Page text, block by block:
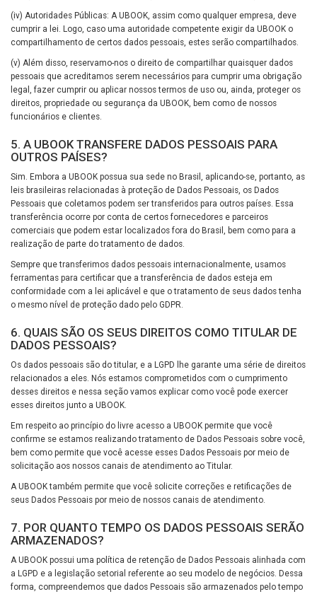
(iv) Autoridades Públicas: A UBOOK, assim como qualquer empresa, deve
cumprir a lei. Logo, caso uma autoridade competente exigir da UBOOK o
compartilhamento de certos dados pessoais, estes serão compartilhados.
(v) Além disso, reservamo-nos o direito de compartilhar quaisquer dados
pessoais que acreditamos serem necessários para cumprir uma obrigação
legal, fazer cumprir ou aplicar nossos termos de uso ou, ainda, proteger os
direitos, propriedade ou segurança da UBOOK, bem como de nossos
funcionários e clientes.
5. A UBOOK TRANSFERE DADOS PESSOAIS PARA
OUTROS PAÍSES?
Sim. Embora a UBOOK possua sua sede no Brasil, aplicando-se, portanto, as
leis brasileiras relacionadas à proteção de Dados Pessoais, os Dados
Pessoais que coletamos podem ser transferidos para outros países. Essa
transferência ocorre por conta de certos fornecedores e parceiros
comerciais que podem estar localizados fora do Brasil, bem como para a
realização de parte do tratamento de dados.
Sempre que transferimos dados pessoais internacionalmente, usamos
ferramentas para certificar que a transferência de dados esteja em
conformidade com a lei aplicável e que o tratamento de seus dados tenha
o mesmo nível de proteção dado pelo GDPR.
6. QUAIS SÃO OS SEUS DIREITOS COMO TITULAR DE
DADOS PESSOAIS?
Os dados pessoais são do titular, e a LGPD lhe garante uma série de direitos
relacionados a eles. Nós estamos comprometidos com o cumprimento
desses direitos e nessa seção vamos explicar como você pode exercer
esses direitos junto a UBOOK.
Em respeito ao princípio do livre acesso a UBOOK permite que você
confirme se estamos realizando tratamento de Dados Pessoais sobre você,
bem como permite que você acesse esses Dados Pessoais por meio de
solicitação aos nossos canais de atendimento ao Titular.
A UBOOK também permite que você solicite correções e retificações de
seus Dados Pessoais por meio de nossos canais de atendimento.
7. POR QUANTO TEMPO OS DADOS PESSOAIS SERÃO
ARMAZENADOS?
A UBOOK possui uma política de retenção de Dados Pessoais alinhada com
a LGPD e a legislação setorial referente ao seu modelo de negócios. Dessa
forma, compreendemos que dados Pessoais são armazenados pelo tempo